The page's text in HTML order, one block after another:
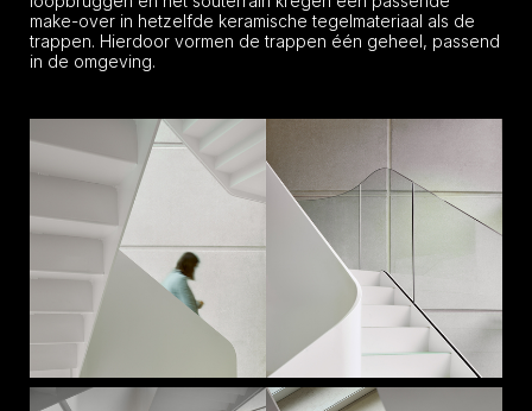
make-over in hetzelfde keramische tegelmateriaal als de
trappen. Hierdoor vormen de trappen één geheel, passend
in de omgeving.